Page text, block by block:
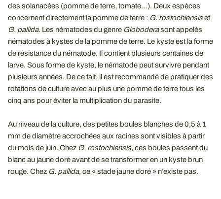
des solanacées (pomme de terre, tomate…). Deux espèces
concernent directement la pomme de terre : G. rostochiensiset
G. pallida. Les nématodes du genre Globoderasont appelés
nématodes à kystes de la pomme de terre. Le kyste est la forme
de résistance du nématode. Il contient plusieurs centaines de
larve. Sous forme de kyste, le nématode peut survivre pendant
plusieurs années. De ce fait, il est recommandé de pratiquer des
rotations de culture avec au plus une pomme de terre tous les
cinq ans pour éviter la multiplication du parasite.
Au niveau de la culture, des petites boules blanches de 0,5 à 1
mm de diamètre accrochées aux racines sont visibles à partir
du mois de juin. Chez G. rostochiensis, ces boules passent du
blanc au jaune doré avant de se transformer en un kyste brun
rouge. Chez G. pallida, ce « stade jaune doré » n’existe pas.